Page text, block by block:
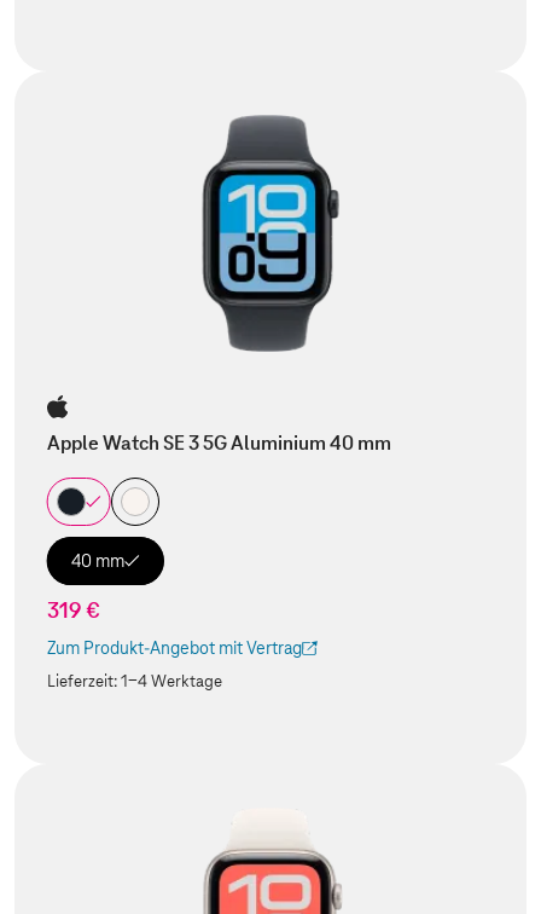
Apple Watch SE 3 5G Aluminium 40 mm
40 mm
319 €
Zum Produkt-Angebot mit Vertrag
(Der Link wird in einem neuen Tab geöffnet)
Lieferzeit:1-4 Werktage